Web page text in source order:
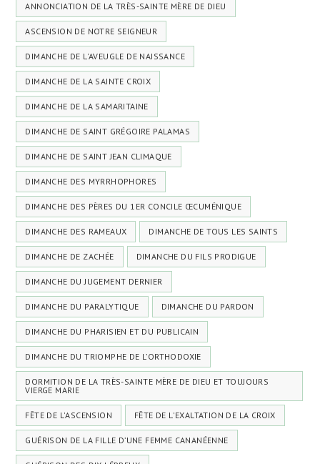
ANNONCIATION DE LA TRÈS-SAINTE MÈRE DE DIEU
ASCENSION DE NOTRE SEIGNEUR
DIMANCHE DE L'AVEUGLE DE NAISSANCE
DIMANCHE DE LA SAINTE CROIX
DIMANCHE DE LA SAMARITAINE
DIMANCHE DE SAINT GRÉGOIRE PALAMAS
DIMANCHE DE SAINT JEAN CLIMAQUE
DIMANCHE DES MYRRHOPHORES
DIMANCHE DES PÈRES DU 1ER CONCILE ŒCUMÉNIQUE
DIMANCHE DES RAMEAUX DIMANCHE DE TOUS LES SAINTS
DIMANCHE DE ZACHÉE DIMANCHE DU FILS PRODIGUE
DIMANCHE DU JUGEMENT DERNIER
DIMANCHE DU PARALYTIQUE DIMANCHE DU PARDON
DIMANCHE DU PHARISIEN ET DU PUBLICAIN
DIMANCHE DU TRIOMPHE DE L’ORTHODOXIE
DORMITION DE LA TRÈS-SAINTE MÈRE DE DIEU ET TOUJOURS
VIERGE MARIE
FÊTE DE L'ASCENSION FÊTE DE L'EXALTATION DE LA CROIX
GUÉRISON DE LA FILLE D’UNE FEMME CANANÉENNE